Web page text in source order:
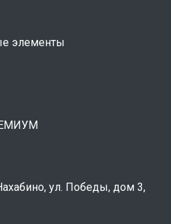
элементы
ул. Победы, дом 3,